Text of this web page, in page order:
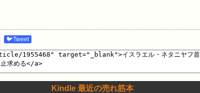
🐦Tweet
Kindle 最近の売れ筋本